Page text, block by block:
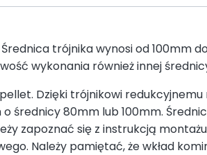
trójnika wynosi od 100mm
wykonania również innej
Dzięki trójnikowi redukcyjnemu
średnicy 80mm lub 100mm.
zapoznać się z instrukcją
Należy pamiętać, że wkład